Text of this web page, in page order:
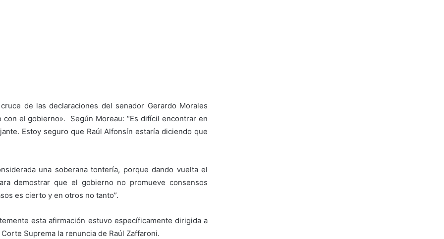
de las declaraciones del senador Gerardo Morales
el gobierno». Según Moreau: “Es difícil encontrar en
Estoy seguro que Raúl Alfonsín estaría diciendo que
una soberana tontería, porque dando vuelta el
demostrar que el gobierno no promueve consensos
es cierto y en otros no tanto”.
esta afirmación estuvo específicamente dirigida a
Suprema la renuncia de Raúl Zaffaroni.